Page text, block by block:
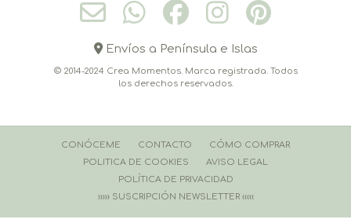
Envíos a Península e Islas
© 2014-2024 Crea Momentos. Marca registrada. Todos
los derechos reservados.
CONÓCEME CONTACTO
CÓMO COMPRAR
POLITICA DE COOKIES
AVISO LEGAL
POLÍTICA DE PRIVACIDAD
››››› SUSCRIPCIÓN NEWSLETTER ‹‹‹‹‹